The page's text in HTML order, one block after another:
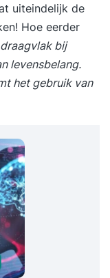
uiteindelijk de
Hoe eerder
bij
levensbelang.
het gebruik van